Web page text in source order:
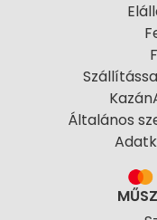
Általános